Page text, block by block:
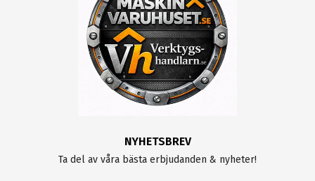
NYHETSBREV
Ta del av våra bästa erbjudanden & nyheter!